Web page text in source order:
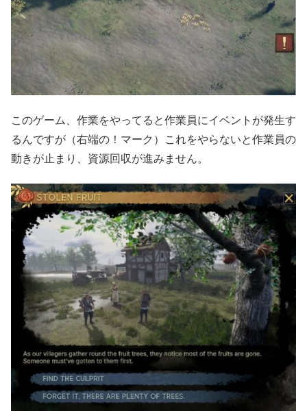
このゲーム、作業をやってると作業員にイベントが発生す
るんですが（右端の！マーク）これをやらないと作業員の
動きが止まり、資源回収が進みません。